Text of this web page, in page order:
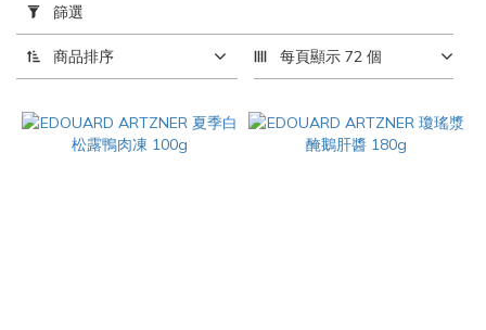
用
篩
選
(0/20)
品
篩選
商品排序 每頁顯示 72 個